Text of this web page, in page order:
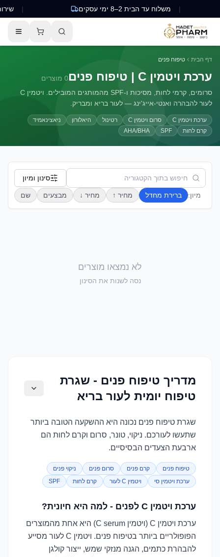
שירות משלוח עד הבית 2–8 ימי עסקים
דף הבית טיפוח פנים
ערכת ויטמין C | טיפוח פנים 0 מוצרים
סרומים, קרמי לחות, מסיכות ו-SPF מהמותגים המובילים. ויטמין C
לעור להבהרה ואנטי-אייג'ינג — לעור בריא ומבריק.
ערכת ויטמין C סרום ויטמין C רטינול היאלורון
ניאצינאמיד
קרם לחות
SPF
AHA/BHA
סינון ומיון
מיון: ברירת מחדל מחיר ↑ מחיר ↓ מבצעים שם
לא נמצאו מוצרים
נסה לשנות את הסינון
מדריך טיפוח פנים - שגרת
טיפוח יומית לעור בריא
שגרת טיפוח פנים נכונה היא ההשקעה הטובה ביותר
שתעשו לעורכם. ניקוי, טונר, סרום וקרם לחות הם
ארבעת הצעדים הבסיסיים.
טיפוח פנים קרם פנים סרום פנים
ניקוי פנים
ערכת ויטמין סי
ויטמין C לעור קרם לחות SPF
ערכת ויטמין C לפנים - למה היא חיונית?
ערכת ויטמין C (ויטמין C serum) היא אחת מהמוצרים
הפופולריים ביותר בטיפוח פנים. ויטמין C לעור מסייע
להבהרת כתמים, הגנה מנזקי שמש, ייצור קולגן